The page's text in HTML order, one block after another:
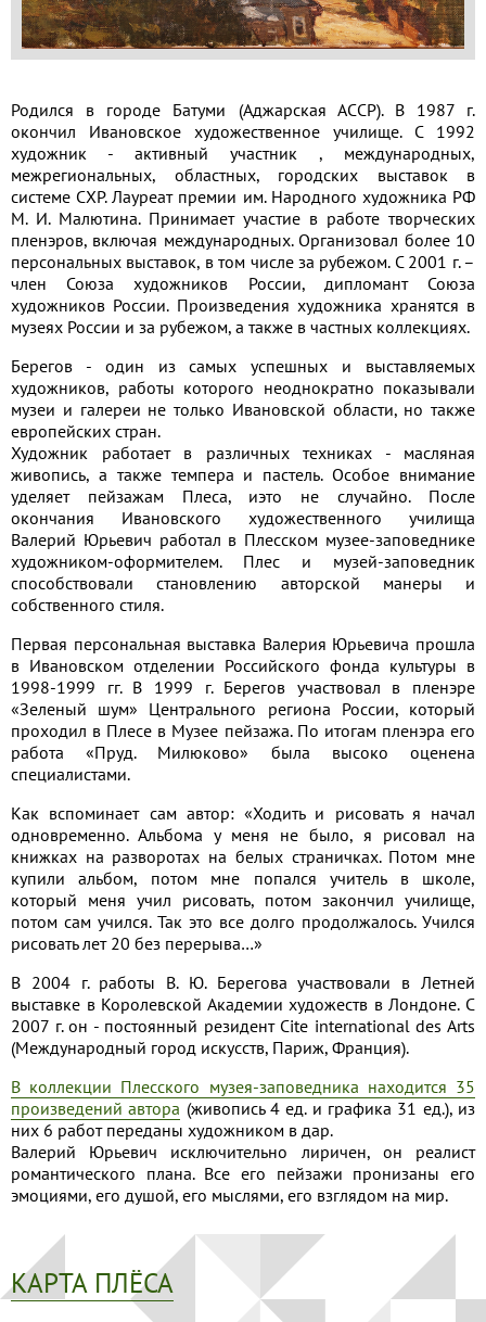
Родился в городе Батуми (Аджарская АССР). В 1987 г.
окончил Ивановское художественное училище. С 1992
художник - активный участник , международных,
межрегиональных, областных, городских выставок в
системе СХР. Лауреат премии им. Народного художника РФ
М. И. Малютина. Принимает участие в работе творческих
пленэров, включая международных. Организовал более 10
персональных выставок, в том числе за рубежом. С 2001 г. –
член Союза художников России, дипломант Союза
художников России. Произведения художника хранятся в
музеях России и за рубежом, а также в частных коллекциях.
Берегов - один из самых успешных и выставляемых
художников, работы которого неоднократно показывали
музеи и галереи не только Ивановской области, но также
европейских стран.
Художник работает в различных техниках - масляная
живопись, а также темпера и пастель. Особое внимание
уделяет пейзажам Плеса, иэто не случайно. После
окончания Ивановского художественного училища
Валерий Юрьевич работал в Плесском музее-заповеднике
художником-оформителем. Плес и музей-заповедник
способствовали становлению авторской манеры и
собственного стиля.
Первая персональная выставка Валерия Юрьевича прошла
в Ивановском отделении Российского фонда культуры в
1998-1999 гг. В 1999 г. Берегов участвовал в пленэре
«Зеленый шум» Центрального региона России, который
проходил в Плесе в Музее пейзажа. По итогам пленэра его
работа «Пруд. Милюково» была высоко оценена
специалистами.
Как вспоминает сам автор: «Ходить и рисовать я начал
одновременно. Альбома у меня не было, я рисовал на
книжках на разворотах на белых страничках. Потом мне
купили альбом, потом мне попался учитель в школе,
который меня учил рисовать, потом закончил училище,
потом сам учился. Так это все долго продолжалось. Учился
рисовать лет 20 без перерыва…»
В 2004 г. работы В. Ю. Берегова участвовали в Летней
выставке в Королевской Академии художеств в Лондоне. С
2007 г. он - постоянный резидент Cite international des Arts
(Международный город искусств, Париж, Франция).
В коллекции Плесского музея-заповедника находится 35
произведений автора (живопись 4 ед. и графика 31 ед.), из
них 6 работ переданы художником в дар.
Валерий Юрьевич исключительно лиричен, он реалист
романтического плана. Все его пейзажи пронизаны его
эмоциями, его душой, его мыслями, его взглядом на мир.
КАРТА ПЛЁСА